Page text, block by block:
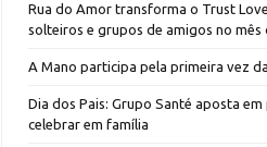
Rua do Amor transforma o Trust
solteiros e grupos de amigos no mês
A Mano participa pela primeira vez
Dia dos Pais: Grupo Santé aposta
celebrar em família